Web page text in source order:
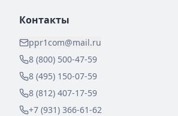
Контакты
ppr1com@mail.ru
8 (800) 500-47-59
8 (495) 150-07-59
8 (812) 407-17-59
+7 (931) 366-61-62